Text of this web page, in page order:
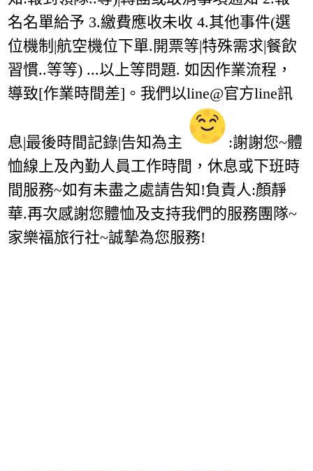
名名單給予 3.繳費應收未收 4.其他事件(選
位機制|航空機位下單.開票等|特殊需求|餐飲
習慣..等等) ...以上等問題. 如因作業流程，
導致[作業時間差]。我們以line@官方line訊
息|最後時間記錄|告知為主
:謝謝您~體
恤線上及內勤人員工作時間，休息或下班時
間服務~如有未盡之處請告知!負責人:顏靜
華.再次感謝您體恤及支持我們的服務團隊~
家樂福旅行社~誠摯為您服務!